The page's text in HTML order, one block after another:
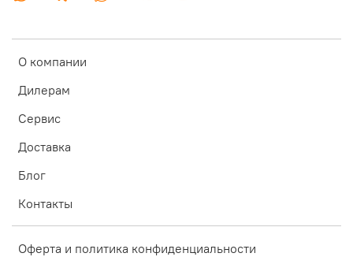
О компании
Дилерам
Сервис
Доставка
Блог
Контакты
Оферта и политика конфиденциальности